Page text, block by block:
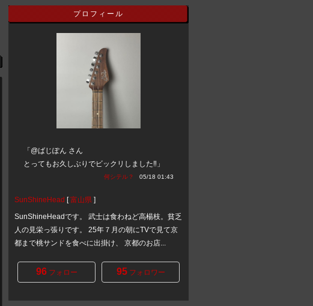
プロフィール
「@ばじぽん さん
とってもお久しぶりでビックリしました‼️」
何シテル？ 05/18 01:43
SunShineHead [富山県 ]
SunShineHeadです。 武士は食わねど高楊枝。貧乏
人の見栄っ張りです。 25年７月の朝にTVで見て京
都まで桃サンドを食べに出掛け、 京都のお店...
96フォロー 95フォロワー